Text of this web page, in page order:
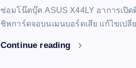
ซ่อมโน๊ตบุ๊ค ASUS X44LY อาการเปิ
ชิพการ์ดจอบนเมนบอร์ดเสีย แก้ไขเป
Continue reading